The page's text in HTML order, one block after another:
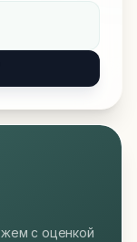
с оценкой